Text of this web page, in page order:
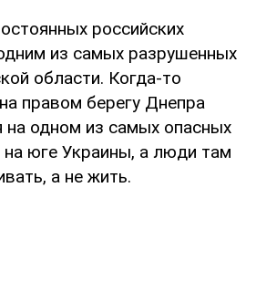
российских
из самых разрушенных
области. Когда-то
правом берегу Днепра
на одном из самых опасных
на юге Украины, а люди там
а не жить.